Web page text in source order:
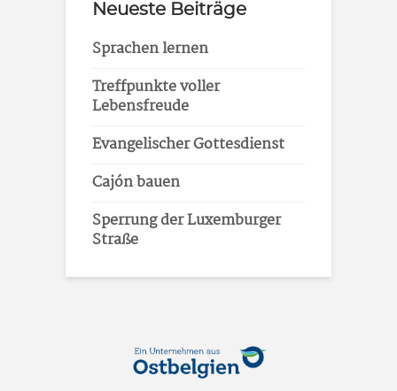
Neueste Beiträge
Sprachen lernen
Treffpunkte voller
Lebensfreude
Evangelischer Gottesdienst
Cajón bauen
Sperrung der Luxemburger
Straße